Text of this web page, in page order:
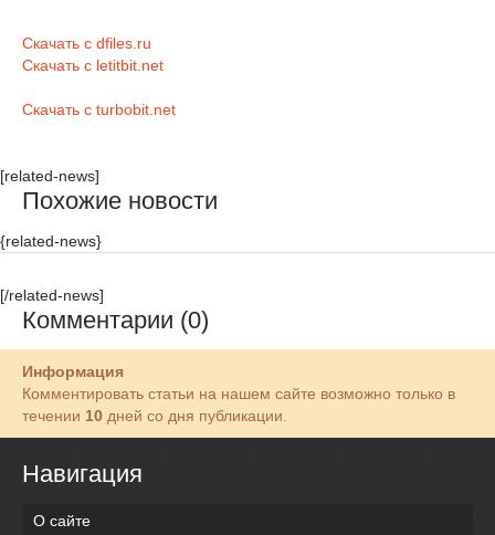
Скачать с dfiles.ru
Скачать с letitbit.net
Скачать с turbobit.net
[related-news]
Похожие новости
{related-news}
[/related-news]
Комментарии (0)
Информация
Комментировать статьи на нашем сайте возможно только в
течении 10 дней со дня публикации.
Навигация
О сайте